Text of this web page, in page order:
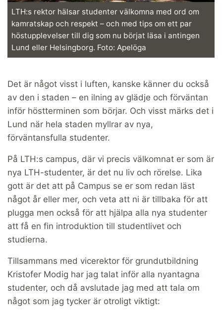
LTH:s rektor hälsar studenter välkomna med ord om
kamratskap och respekt – och med tips om ett par
höstupplevelser till dig som nu börjat läsa i antingen
Lund eller Helsingborg. Foto: Apelöga
Det är något visst i luften, kanske känner du också
av den i staden – en ilning av glädje och förväntan
inför höstterminen som börjar. Och visst märks det i
Lund när hela staden myllrar av nya,
förväntansfulla studenter.
På LTH:s campus, där vi precis välkomnat er som är
nya LTH-studenter, är det nu liv och rörelse. Lika
gott är det att på Campus se er som redan läst
något år eller mer, och veta att ni är tillbaka för att
plugga men också för att hjälpa alla nya studenter
att få en fin introduktion till studentlivet och
studierna.
Tillsammans med vicerektor för grundutbildning
Kristofer Modig har jag talat inför alla nyantagna
studenter, och då avslutade jag med att tala om
något som jag tycker är otroligt viktigt: